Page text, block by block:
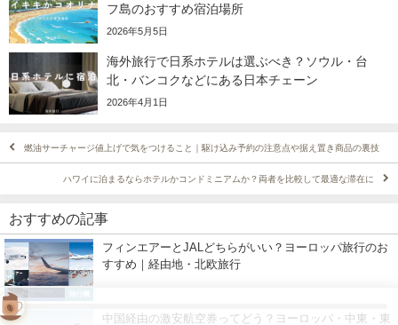
フ島のおすすめ宿泊場所
2026年5月5日
海外旅行で日系ホテルは選ぶべき？ソウル・台
北・バンコクなどにある日本チェーン
2026年4月1日
燃油サーチャージ値上げで気をつけること｜駆け込み予約の注意点や据え置き商品の裏技
ハワイに泊まるならホテルかコンドミニアムか？両者を比較して最適な滞在に
おすすめの記事
フィンエアーとJALどちらがいい？ヨーロッパ旅行のお
すすめ｜経由地・北欧旅行
中国経由の激安航空券ってどう？ヨーロッパ・中東・東